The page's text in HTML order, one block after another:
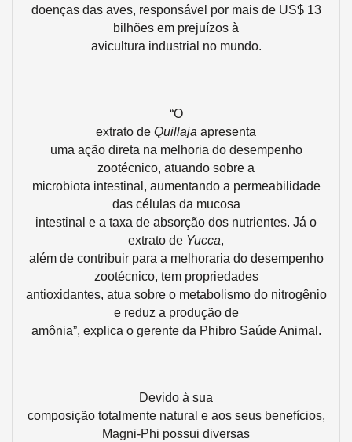
doenças das aves, responsável por mais de US$ 13
bilhões em prejuízos à
avicultura industrial no mundo.
“O
extrato de Quillaja apresenta
uma ação direta na melhoria do desempenho
zootécnico, atuando sobre a
microbiota intestinal, aumentando a permeabilidade
das células da mucosa
intestinal e a taxa de absorção dos nutrientes. Já o
extrato de Yucca,
além de contribuir para a melhoraria do desempenho
zootécnico, tem propriedades
antioxidantes, atua sobre o metabolismo do nitrogênio
e reduz a produção de
amônia”, explica o gerente da Phibro Saúde Animal.
Devido à sua
composição totalmente natural e aos seus benefícios,
Magni-Phi possui diversas